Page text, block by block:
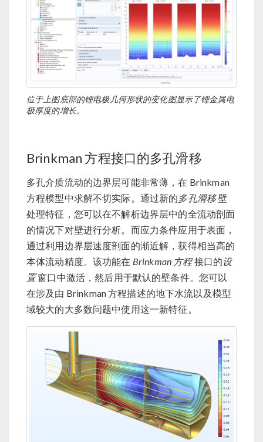
位于上图底部的锂电极几何形状的变化图显示了锂金属电
极厚度的增长。
Brinkman 方程接口的多孔滑移
多孔介质流动的边界层可能非常薄，在 Brinkman
方程模型中求解不切实际。通过新的多孔滑移壁
处理特征，您可以在不解析边界层中的全流动剖面
的情况下对壁进行分析。而应力条件应用于表面，
通过利用边界层速度剖面的渐近解，获得相当高的
本体流动精度。该功能在 Brinkman 方程接口的设
置窗口中激活，然后用于默认的壁条件。您可以
在涉及由 Brinkman 方程描述的地下水流以及模型
域较大的大多数问题中使用这一新特征。